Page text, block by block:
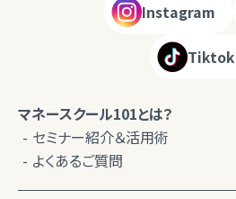
Instagram
Tiktok
マネースクール101とは？
セミナー紹介＆活用術
よくあるご質問